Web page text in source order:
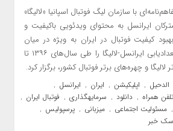
با سازمان لیگ فوتبال اسپانیا «لالیگا»
ایرانسل به محتوای ویدئویی باکیفیت و
کیفیت فوتبال در ایران به ویژه در میان
نوجوانان، کمپ‌های استعدادیابی ایرانسل-لالیگا را طی سال‌های ۱۳۹۶ تا
الدحیل , اپلیکیشن , ایران , ایرانسل ,
تلفن همراه , دانلود , سرمایهگذاری , فوتبال ایران ,
, مسئولیت اجتماعی , میزبانی , پرسپولیس ,
خبر